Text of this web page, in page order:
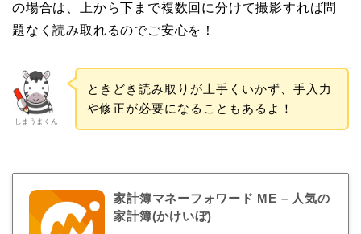
の場合は、上から下まで複数回に分けて撮影すれば問
題なく読み取れるのでご安心を！
しまうまくん
ときどき読み取りが上手くいかず、手入力
や修正が必要になることもあるよ！
家計簿マネーフォワード ME – 人気の
家計簿(かけいぼ)